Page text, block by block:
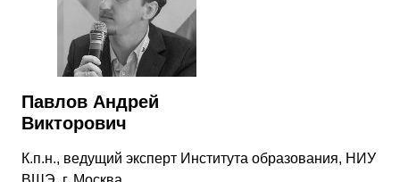
Павлов Андрей
Викторович
К.п.н., ведущий эксперт Института образования, НИУ